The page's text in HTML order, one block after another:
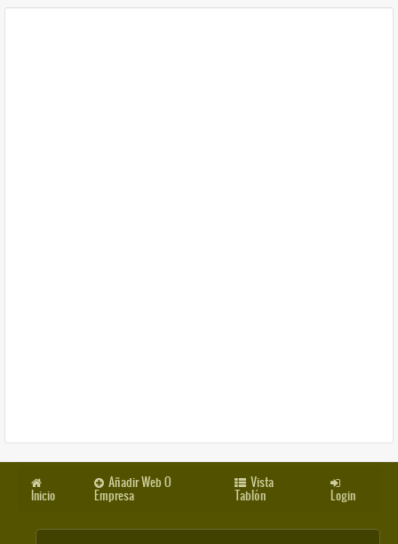
Inicio
Añadir Web O
Empresa
Vista
Tablón Login